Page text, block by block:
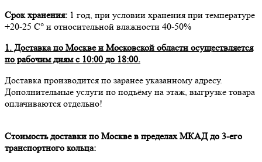
Срок хранения: 1 год, при условии хранения при температуре
+20-25 С° и относительной влажности 40-50%
1. Доставка по Москве и Московской области осуществляется
по рабочим дням с 10:00 до 18:00.
Доставка производится по заранее указанному адресу.
Дополнительные услуги по подъёму на этаж, выгрузке товара
оплачиваются отдельно!
Стоимость доставки по Москве в пределах МКАД до 3-его
транспортного кольца: